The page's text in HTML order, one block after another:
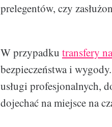
prelegentów, czy
W przypadku transfery
bezpieczeństwa i
usługi profesjonalnych,
dojechać na miejsce na